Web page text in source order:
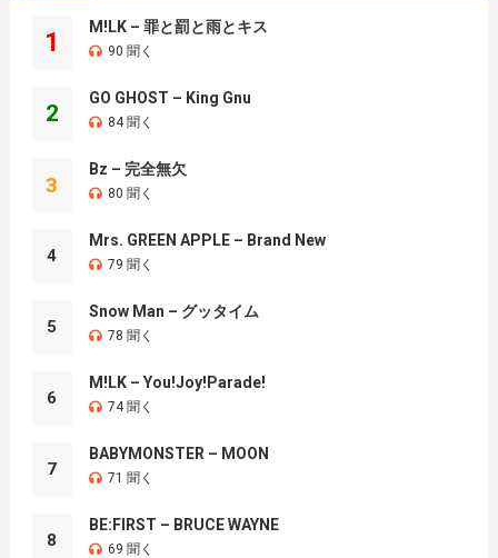
1
M!LK – 罪と罰と雨とキス
90 聞く
2
GO GHOST – King Gnu
84 聞く
3
Bz – 完全無欠
80 聞く
4
Mrs. GREEN APPLE – Brand New
79 聞く
5
Snow Man – グッタイム
78 聞く
6
M!LK – You!Joy!Parade!
74 聞く
7
BABYMONSTER – MOON
71 聞く
8
BE:FIRST – BRUCE WAYNE
69 聞く